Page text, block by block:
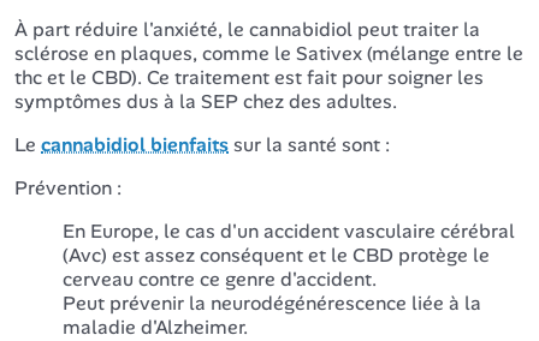
À part réduire l'anxiété, le cannabidiol peut traiter la
sclérose en plaques, comme le Sativex (mélange entre le
thc et le CBD). Ce traitement est fait pour soigner les
symptômes dus à la SEP chez des adultes.
Le cannabidiol bienfaitssur la santé sont :
Prévention :
En Europe, le cas d'un accident vasculaire cérébral
(Avc) est assez conséquent et le CBD protège le
cerveau contre ce genre d'accident.
Peut prévenir la neurodégénérescence liée à la
maladie d'Alzheimer.